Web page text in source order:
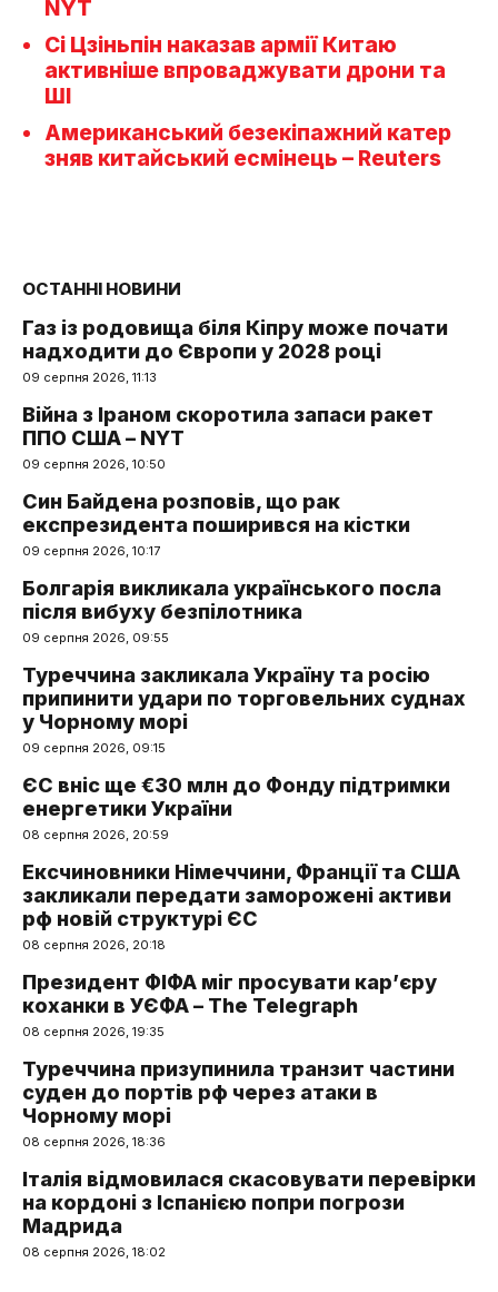
NYT
Сі Цзіньпін наказав армії Китаю
активніше впроваджувати дрони та
ШІ
Американський безекіпажний катер
зняв китайський есмінець – Reuters
ОСТАННІ НОВИНИ
Газ із родовища біля Кіпру може почати
надходити до Європи у 2028 році
09 серпня 2026, 11:13
Війна з Іраном скоротила запаси ракет
ППО США – NYT
09 серпня 2026, 10:50
Син Байдена розповів, що рак
експрезидента поширився на кістки
09 серпня 2026, 10:17
Болгарія викликала українського посла
після вибуху безпілотника
09 серпня 2026, 09:55
Туреччина закликала Україну та росію
припинити удари по торговельних суднах
у Чорному морі
09 серпня 2026, 09:15
ЄС вніс ще €30 млн до Фонду підтримки
енергетики України
08 серпня 2026, 20:59
Ексчиновники Німеччини, Франції та США
закликали передати заморожені активи
рф новій структурі ЄС
08 серпня 2026, 20:18
Президент ФІФА міг просувати кар’єру
коханки в УЄФА – The Telegraph
08 серпня 2026, 19:35
Туреччина призупинила транзит частини
суден до портів рф через атаки в
Чорному морі
08 серпня 2026, 18:36
Італія відмовилася скасовувати перевірки
на кордоні з Іспанією попри погрози
Мадрида
08 серпня 2026, 18:02